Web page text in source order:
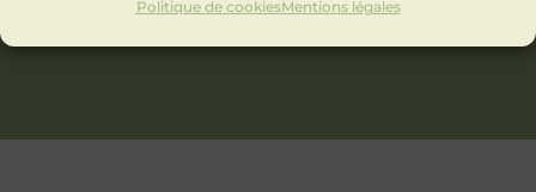
Politique de cookiesMentions légales